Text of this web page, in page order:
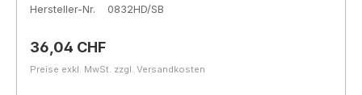
Hersteller-Nr.
0832HD/SB
Regulärer Preis:
36,04 CHF
Preise exkl. MwSt. zzgl. Versandkosten